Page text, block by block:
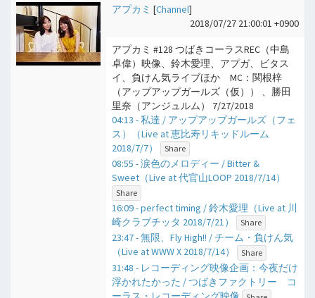
アプカミ [Channel]
2018/07/27 21:00:01 +0900
アプカミ #128 つばきコーラスREC（中島
卓偉）映像、鈴木愛理、アプガ、ビタス
イ、負けん気ライブほか MC：関根梓
（アップアップガールズ（仮）） 、勝田
里奈（アンジュルム） 7/27/2018
04:13 - 私達 / アップアップガールズ（フェ
ス）（Live at 恵比寿リキッドルーム
2018/7/7）
Share
08:55 - 涙色のメロディー / Bitter &
Sweet（Live at 代官山LOOP 2018/7/14）
Share
16:09 - perfect timing / 鈴木愛理（Live at 川
崎クラブチッタ 2018/7/21）
Share
23:47 - 無限、Fly High!! / チーム・負けん気
（Live at WWW X 2018/7/14）
Share
31:48 - レコーディング映像企画：今夜だけ
浮かれたかった / つばきファクトリー コ